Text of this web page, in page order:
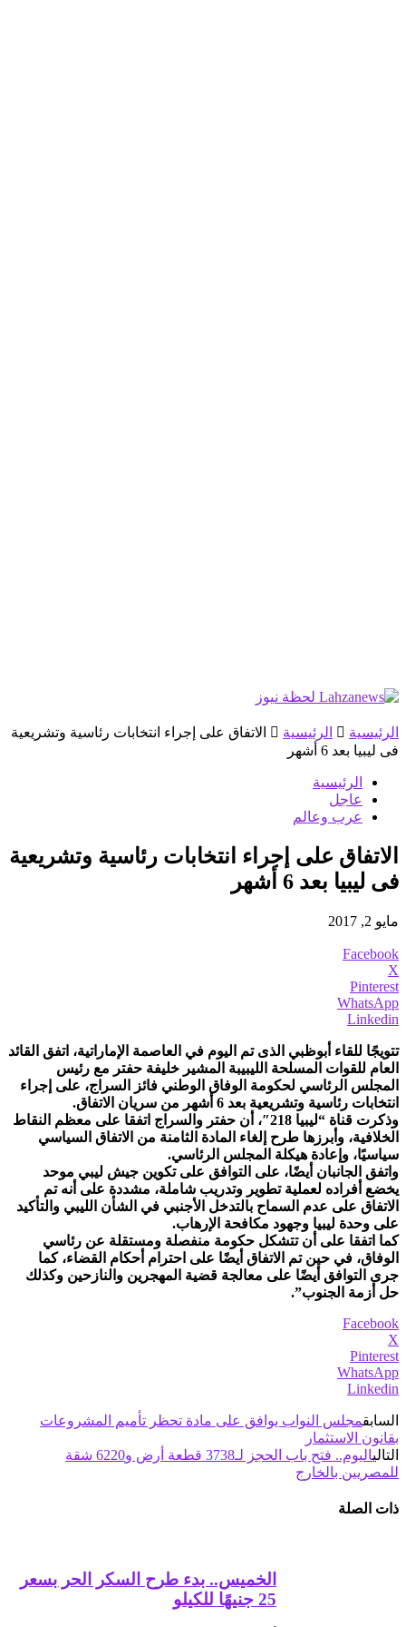
الرئيسية الرئيسية
الاتفاق على إجراء انتخابات رئاسية وتشريعية
فى ليبيا بعد 6 أشهر
الرئيسية
عاجل
عرب وعالم
الاتفاق على إجراء انتخابات رئاسية وتشريعية
فى ليبيا بعد 6 أشهر
مايو 2, 2017
Facebook
X
Pinterest
WhatsApp
Linkedin
تتويجًا للقاء أبوظبي الذى تم اليوم في العاصمة الإماراتية، اتفق القائد
العام للقوات المسلحة الليبيبة المشير خليفة حفتر مع رئيس
المجلس الرئاسي لحكومة الوفاق الوطني فائز السراج، على إجراء
انتخابات رئاسية وتشريعية بعد 6 أشهر من سريان الاتفاق.
وذكرت قناة “ليبيا 218″، أن حفتر والسراج اتفقا على معظم النقاط
الخلافية، وأبرزها طرح إلغاء المادة الثامنة من الاتفاق السياسي
سياسيًا، وإعادة هيكلة المجلس الرئاسي.
واتفق الجانبان أيضًا، على التوافق على تكوين جيش ليبي موحد
يخضع أفراده لعملية تطوير وتدريب شاملة، مشددة على أنه تم
الاتفاق على عدم السماح بالتدخل الأجنبي في الشأن الليبي والتأكيد
على وحدة ليبيا وجهود مكافحة الإرهاب.
كما اتفقا على أن تتشكل حكومة منفصلة ومستقلة عن رئاسي
الوفاق، في حين تم الاتفاق أيضًا على احترام أحكام القضاء، كما
جرى التوافق أيضًا على معالجة قضية المهجرين والنازحين وكذلك
حل أزمة الجنوب”.
Facebook
X
Pinterest
WhatsApp
Linkedin
السابقمجلس النواب يوافق على مادة تحظر تأميم المشروعات
بقانون الاستثمار
التالي
اليوم.. فتح باب الحجز لـ3738 قطعة أرض و6220 شقة
للمصريين بالخارج
ذات الصلة
الخميس.. بدء طرح السكر الحر بسعر
25 جنيهًا للكيلو